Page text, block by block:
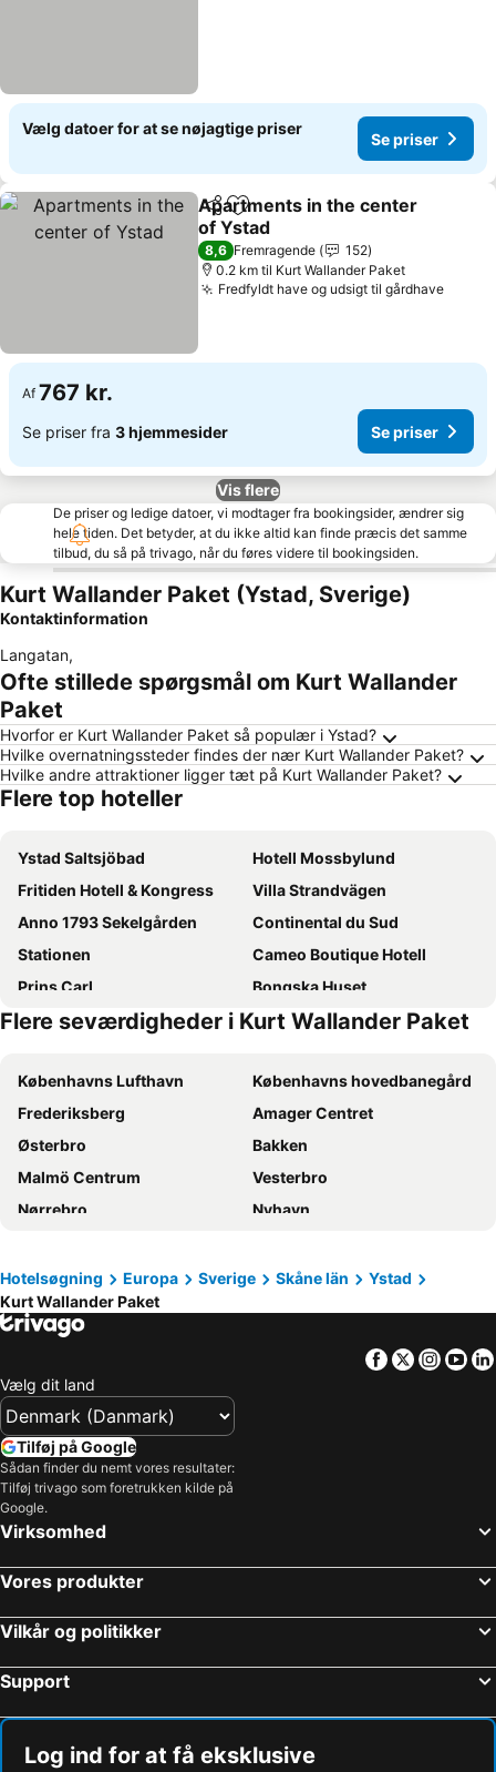
Vælg datoer for at se nøjagtige priser
Se priser
Del Føj til favoritter
Apartments in the center
of Ystad
Se priser
8,6 Fremragende
152
0.2 km til Kurt Wallander Paket
Fredfyldt have og udsigt til gårdhaveSe
Af 767 kr.
Se priser fra 3 hjemmesider Se priser
Vis flere
De priser og ledige datoer, vi modtager fra bookingsider, ændrer sig
hele tiden. Det betyder, at du ikke altid kan finde præcis det samme
tilbud, du så på trivago, når du føres videre til bookingsiden.
Kurt Wallander Paket (Ystad, Sverige)
Kontaktinformation
Langatan,
Ofte stillede spørgsmål om Kurt Wallander
Paket
Hvorfor er Kurt Wallander Paket så populær i Ystad?
Hvilke overnatningssteder findes der nær Kurt Wallander Paket?
Hvilke andre attraktioner ligger tæt på Kurt Wallander Paket?
Flere top hoteller
Ystad Saltsjöbad
Hotell Mossbylund
Fritiden Hotell & Kongress
Villa Strandvägen
Anno 1793 Sekelgården
Continental du Sud
Stationen
Cameo Boutique Hotell
Prins Carl
Bongska Huset
Hotell Bäckagården
Örums Nygård Gårdshotell Österlen
Abbekås Golfrestaurang & Hotell
Tomelilla Golf Hotell
Karlsborg Rum Och Frukost
Smultronstallet Gårdshotell
Lillehem Gårdshotell
Örum 119
Hotel Abbekås Hamnkrog
Ystad
Kafferosteriet på Österlen
Flere seværdigheder i Kurt Wallander Paket
Københavns Lufthavn
Københavns hovedbanegård
Frederiksberg
Amager Centret
Østerbro
Bakken
Malmö Centrum
Vesterbro
Nørrebro
Nyhavn
Ørestad
Parken Stadium
Rådhuspladsen
BonBon-Land
Kongens Nytorv
Marienlyst
Tisvildeleje
Roskilde Festival
Malmö Centralstation
Indre By
Royal Copenhagen
Islands Brygge
Hammershus
Knuthenborg
Snekkersten
Christiania
Christiansborg Palace
Kullabergs naturreservat och Naturum
Rostock Julemarked
Hotelsøgning Europa Sverige Skåne län
Ystad
Kurt Wallander Paket
Facebook
Twitter
Vælg dit land
Tilføj på Google
Sådan finder du nemt vores resultater:
Tilføj trivago som foretrukken kilde på
Google.
Virksomhed
Vores produkter
Vilkår og politikker
Support
Log ind for at få eksklusive